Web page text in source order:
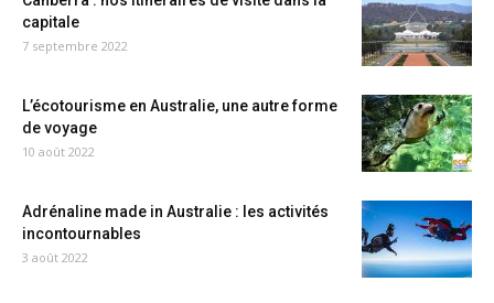
capitale
7 septembre 2022
L’écotourisme en Australie, une autre forme
de voyage
10 août 2022
Adrénaline made in Australie : les activités
incontournables
3 août 2022